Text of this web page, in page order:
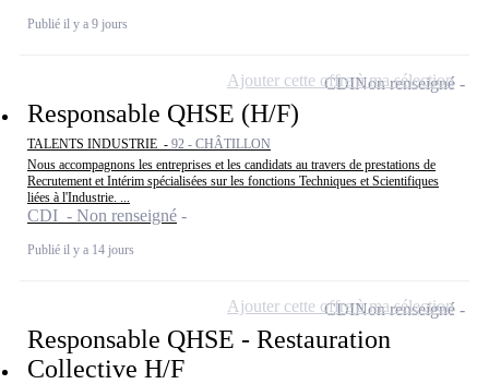
Publié il y a 9 jours
Responsable QHSE (H/F)
TALENTS INDUSTRIE - 92 - CHÂTILLON
Nous accompagnons les entreprises et les candidats au travers de prestations de
Recrutement et Intérim spécialisées sur les fonctions Techniques et Scientifiques
liées à l'Industrie. ...
CDI - Non renseigné
Publié il y a 14 jours
CDINon renseigné
Ajouter cette offre à ma sélection
Responsable QHSE - Restauration
Collective H/F
CDINon renseigné
Ajouter cette offre à ma sélection